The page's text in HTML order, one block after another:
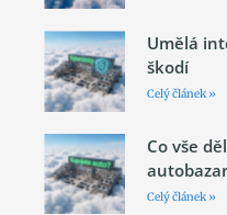
Umělá
škodí
Celý článek »
Co vše
Celý článek »